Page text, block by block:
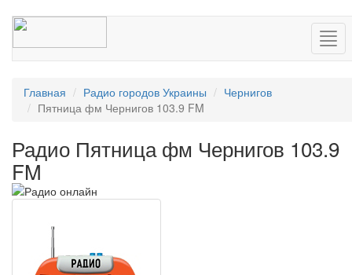
Главная Радио городов Украины
Чернигов
Пятница фм Чернигов 103.9 FM
Радио Пятница фм Чернигов 103.9
FM